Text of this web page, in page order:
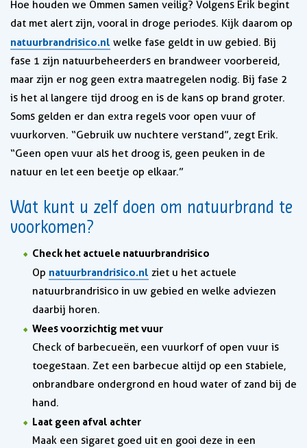
Hoe houden we Ommen samen veilig? Volgens Erik begint
dat met alert zijn, vooral in droge periodes. Kijk daarom op
natuurbrandrisico.nl welke fase geldt in uw gebied. Bij
fase 1 zijn natuurbeheerders en brandweer voorbereid,
maar zijn er nog geen extra maatregelen nodig. Bij fase 2
is het al langere tijd droog en is de kans op brand groter.
Soms gelden er dan extra regels voor open vuur of
vuurkorven. “Gebruik uw nuchtere verstand”, zegt Erik.
“Geen open vuur als het droog is, geen peuken in de
natuur en let een beetje op elkaar.”
Wat kunt u zelf doen om natuurbrand te
voorkomen?
Check het actuele natuurbrandrisico
Op natuurbrandrisico.nl ziet u het actuele
natuurbrandrisico in uw gebied en welke adviezen
daarbij horen.
Wees voorzichtig met vuur
Check of barbecueën, een vuurkorf of open vuur is
toegestaan. Zet een barbecue altijd op een stabiele,
onbrandbare ondergrond en houd water of zand bij de
hand.
Laat geen afval achter
Maak een sigaret goed uit en gooi deze in een